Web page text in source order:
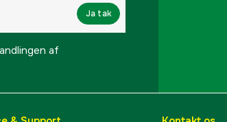
Ja tak
af